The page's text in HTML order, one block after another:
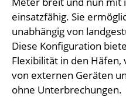
einsatzfähig. Sie
unabhängig von
Diese Konfiguration
Flexibilität in den
von externen Geräten
ohne Unterbrechungen.